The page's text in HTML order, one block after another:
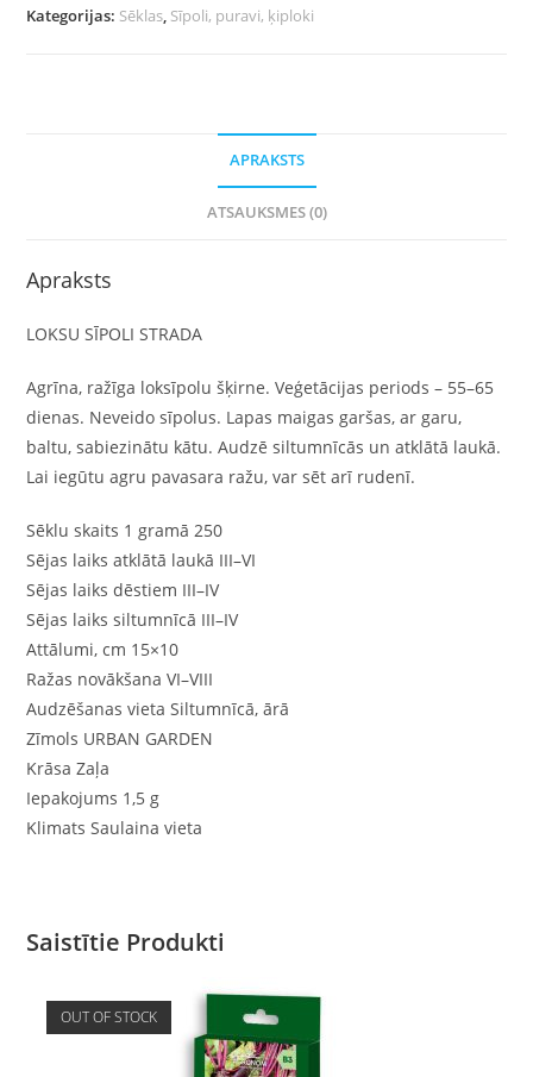
Kategorijas: Sēklas, Sīpoli, puravi, ķiploki
APRAKSTS
ATSAUKSMES (0)
Apraksts
LOKSU SĪPOLI STRADA
Agrīna, ražīga loksīpolu šķirne. Veģetācijas periods – 55–65
dienas. Neveido sīpolus. Lapas maigas garšas, ar garu,
baltu, sabiezinātu kātu. Audzē siltumnīcās un atklātā laukā.
Lai iegūtu agru pavasara ražu, var sēt arī rudenī.
Sēklu skaits 1 gramā 250
Sējas laiks atklātā laukā III–VI
Sējas laiks dēstiem III–IV
Sējas laiks siltumnīcā III–IV
Attālumi, cm 15×10
Ražas novākšana VI–VIII
Audzēšanas vieta Siltumnīcā, ārā
Zīmols URBAN GARDEN
Krāsa Zaļa
Iepakojums 1,5 g
Klimats Saulaina vieta
Saistītie Produkti
OUT OF STOCK